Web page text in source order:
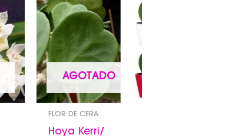
de
precios:
desde
$150.00
hasta
$350.00
AGOTADO
FLOR DE CERA
Hoya Kerri/